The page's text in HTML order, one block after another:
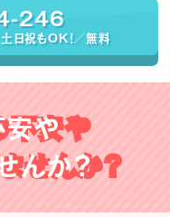
246
日祝もOK！／無料
安や
んか？